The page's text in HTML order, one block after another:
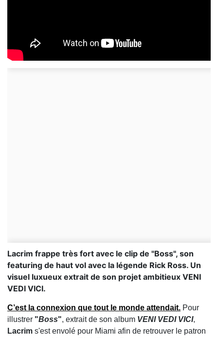
Lacrim frappe très fort avec le clip de "Boss", son
featuring de haut vol avec la légende Rick Ross. Un
visuel luxueux extrait de son projet ambitieux VENI
VEDI VICI.
C’est la connexion que tout le monde attendait. Pour
illustrer "Boss", extrait de son album VENI VEDI VICI,
Lacrim s'est envolé pour Miami afin de retrouver le patron